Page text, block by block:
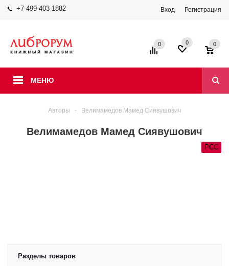
+7-499-403-1882 Вход Регистрация
МЕНЮ
0 0 0
Авторы - Велимамедов Мамед Сиявушович
Велимамедов Мамед Сиявушович
РСС
Разделы товаров